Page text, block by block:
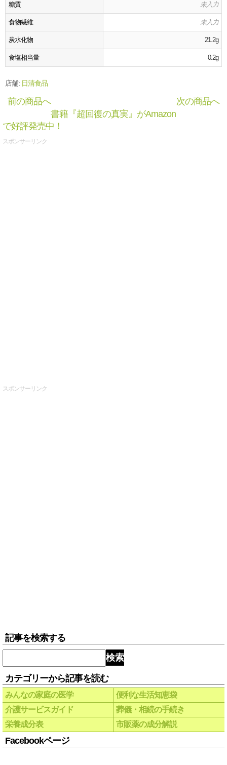
糖質 未入力
食物繊維 未入力
炭水化物 21.2g
食塩相当量 0.2g
店舗: 日清食品
前の商品へ
次の商品へ
書籍『超回復の真実』がAmazon
で好評発売中！
スポンサーリンク
スポンサーリンク
記事を検索する
検索
カテゴリーから記事を読む
みんなの家庭の医学
便利な生活知恵袋
介護サービスガイド
葬儀・相続の手続き
栄養成分表
市販薬の成分解説
Facebookページ